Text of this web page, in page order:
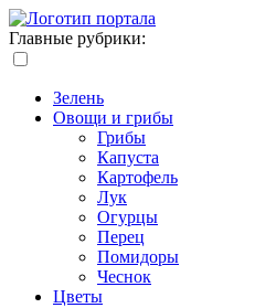
Главные рубрики:
Зелень
Овощи и грибы
Грибы
Капуста
Картофель
Лук
Огурцы
Перец
Помидоры
Чеснок
Цветы